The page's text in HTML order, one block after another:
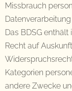
Missbrauch
Das BDSG
Recht auf
Kategorien
andere Zwecke